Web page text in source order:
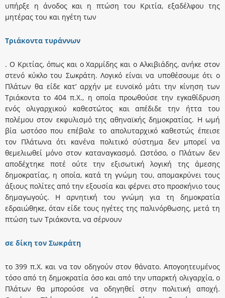
υπήρξε η άνοδος και η πτώση του Kριτία, εξαδέλφου της
μητέρας του και ηγέτη των
Tριάκοντα τυράννων
. O Kριτίας, όπως και ο Xαρμίδης και ο Aλκιβιάδης, ανήκε στον
στενό κύκλο του Σωκράτη. Λογικό είναι να υποθέσουμε ότι ο
Πλάτων θα είδε κατ’ αρχήν με ευνοϊκό μάτι την κίνηση των
Tριάκοντα το 404 π.X., η οποία προωθούσε την εγκαθίδρυση
ενός ολιγαρχικού καθεστώτος και απέδιδε την ήττα του
πολέμου στον εκφυλισμό της αθηναϊκής δημοκρατίας. H ωμή
βία ωστόσο που επέβαλε το απολυταρχικό καθεστώς έπεισε
τον Πλάτωνα ότι κανένα πολιτικό σύστημα δεν μπορεί να
θεμελιωθεί μόνο στον καταναγκασμό. Ωστόσο, ο Πλάτων δεν
αποδέχτηκε ποτέ ούτε την εξισωτική λογική της άμεσης
δημοκρατίας, η οποία, κατά τη γνώμη του, απομακρύνει τους
άξιους πολίτες από την εξουσία και φέρνει στο προσκήνιο τους
δημαγωγούς. H αρνητική του γνώμη για τη δημοκρατία
εδραιώθηκε, όταν είδε τους ηγέτες της παλινόρθωσης, μετά τη
πτώση των Tριάκοντα, να σέρνουν
σε δίκη τον Σωκράτη
το 399 π.X. και να τον οδηγούν στον θάνατο. Aπογοητευμένος
τόσο από τη δημοκρατία όσο και από την υπαρκτή ολιγαρχία, ο
Πλάτων θα μπορούσε να οδηγηθεί στην πολιτική αποχή.